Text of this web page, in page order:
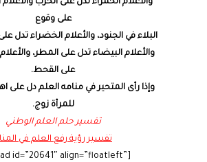
والأعلام الحمراء تدل على الحرب
على وقوع
البلاء في الجنود، والأعلام الخضراء تدل
والأعلام البيضاء تدل على المطر،
على القحط.
وإذا رأى المتحير في منامه العلم دل على
للمرأة زوج.
تفسير حلم العلم الوطني
تفسير رؤية رفع العلم في
id=”20641″ align=”floatleft”